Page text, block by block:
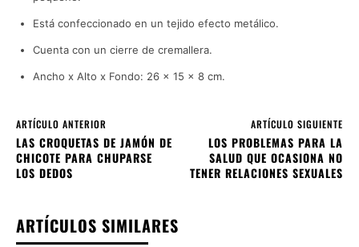
Está confeccionado en un tejido efecto metálico.
Cuenta con un cierre de cremallera.
Ancho x Alto x Fondo: 26 x 15 x 8 cm.
ARTÍCULO ANTERIOR
LAS CROQUETAS DE JAMÓN DE
CHICOTE PARA CHUPARSE
LOS DEDOS
ARTÍCULO SIGUIENTE
LOS PROBLEMAS PARA LA
SALUD QUE OCASIONA NO
TENER RELACIONES SEXUALES
ARTÍCULOS SIMILARES